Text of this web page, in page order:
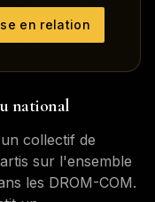
en relation
national
collectif de
sur l'ensemble
les DROM-COM.